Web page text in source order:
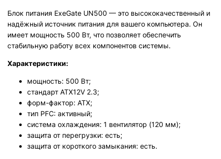
Блок питания ExeGate UN500 — это высококачественный и
надёжный источник питания для вашего компьютера. Он
имеет мощность 500 Вт, что позволяет обеспечить
стабильную работу всех компонентов системы.
Характеристики:
мощность: 500 Вт;
стандарт ATX12V 2.3;
форм-фактор: ATX;
тип PFC: активный;
система охлаждения: 1 вентилятор (120 мм);
защита от перегрузки: есть;
защита от короткого замыкания: есть.